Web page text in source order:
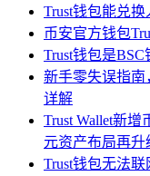
Trust钱包能兑
币安官方钱包
Trust钱包是
新手零失误指南
详解
Trust Wallet新
元资产布局再升
Trust钱包无法